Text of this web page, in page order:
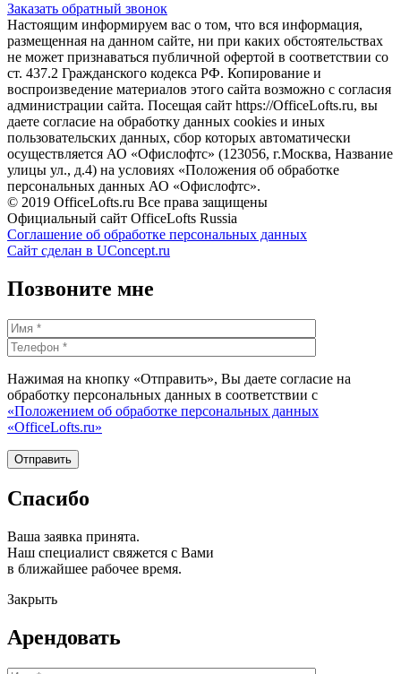
Заказать обратный звонок
Настоящим информируем вас о том, что вся информация,
размещенная на данном сайте, ни при каких обстоятельствах
не может признаваться публичной офертой в соответствии со
ст. 437.2 Гражданского кодекса РФ. Копирование и
воспроизведение материалов этого сайта возможно с согласия
администрации сайта. Посещая сайт https://OfficeLofts.ru, вы
даете согласие на обработку данных cookies и иных
пользовательских данных, сбор которых автоматически
осуществляется АО «Офислофтс» (123056, г.Москва, Название
улицы ул., д.4) на условиях «Положения об обработке
персональных данных АО «Офислофтс».
© 2019 OfficeLofts.ru Все права защищены
Официальный сайт OfficeLofts Russia
Соглашение об обработке персональных данных
Сайт сделан в UConcept.ru
Позвоните мне
Нажимая на кнопку «Отправить», Вы даете согласие на
обработку персональных данных в соответствии с
«Положением об обработке персональных данных
«OfficeLofts.ru»
Спасибо
Ваша заявка принята.
Наш специалист свяжется с Вами
в ближайшее рабочее время.
Закрыть
Арендовать